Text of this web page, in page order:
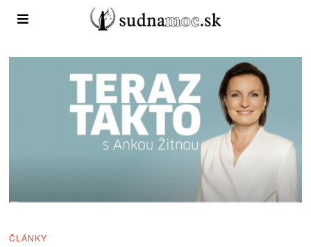
ČLÁNKY